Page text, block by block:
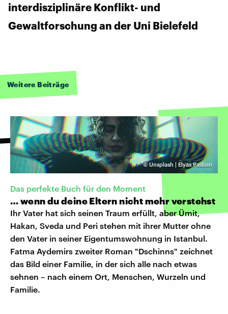
interdisziplinäre Konflikt- und
Gewaltforschung an der Uni Bielefeld
Weitere Beiträge
©Unsplash | Elyas Pasban
Das perfekte Buch für den Moment
… wenn du deine Eltern nicht mehr verstehst
Ihr Vater hat sich seinen Traum erfüllt, aber Ümit,
Hakan, Sveda und Peri stehen mit ihrer Mutter ohne
den Vater in seiner Eigentumswohnung in Istanbul.
Fatma Aydemirs zweiter Roman "Dschinns" zeichnet
das Bild einer Familie, in der sich alle nach etwas
sehnen – nach einem Ort, Menschen, Wurzeln und
Familie.